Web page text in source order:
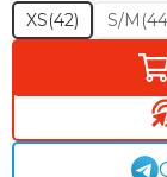
XS(42)
S/